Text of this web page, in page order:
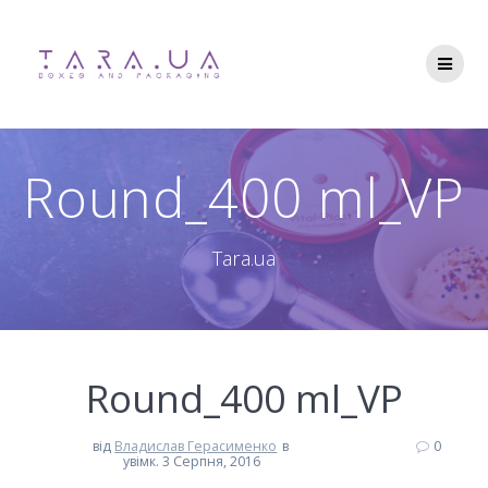
Round_400 ml_VP
Tara.ua
Round_400 ml_VP
від Владислав Герасименко в
увімк. 3 Серпня, 2016
0